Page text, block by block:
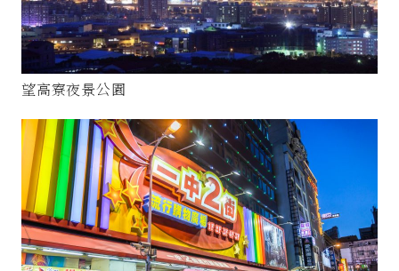
望高寮夜景公園